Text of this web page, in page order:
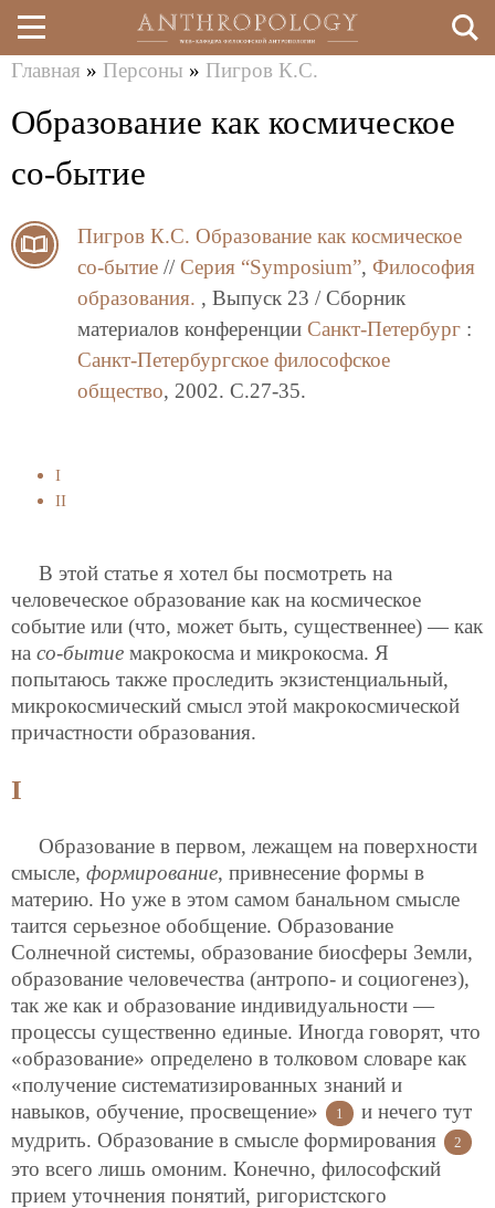
Перейти
к
здесь
Главная » Персоны » Пигров К.С.
Образование как космическое
со-бытие
Пигров К.С. Образование как космическое
со-бытие // Серия “Symposium”, Философия
образования. , Выпуск 23 / Сборник
материалов конференции Санкт-Петербург :
Санкт-Петербургское философское
общество, 2002. C.27-35.
I
II
В этой статье я хотел бы посмотреть на
человеческое образование как на космическое
событие или (что, может быть, существеннее) — как
на со-бытие макрокосма и микрокосма. Я
попытаюсь также проследить экзистенциальный,
микрокосмический смысл этой макрокосмической
причастности образования.
I
Образование в первом, лежащем на поверхности
смысле, формирование, привнесение формы в
материю. Но уже в этом самом банальном смысле
таится серьезное обобщение. Образование
Солнечной системы, образование биосферы Земли,
образование человечества (антропо- и социогенез),
так же как и образование индивидуальности —
процессы существенно единые. Иногда говорят, что
«образование» определено в толковом словаре как
«получение систематизированных знаний и
навыков, обучение, просвещение»
1
и нечего тут
мудрить. Образование в смысле формирования
2
это всего лишь омоним. Конечно, философский
прием уточнения понятий, ригористского